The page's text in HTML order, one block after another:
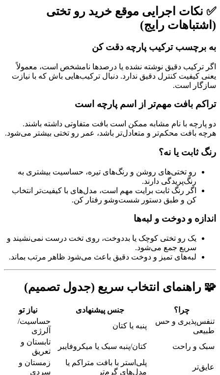
✅ نکات اجرایی موقع خرید رو تختی
(اشتباهات رایج)
به برچسب ترکیب پارچه دقت کن
اگر ترکیب دقیق نوشته نشده یا درصدها نامشخص است، معمولاً
یعنی کیفیت کنترل دقیق ندارد. دنبال ترکیب‌هایی باش که با نیازت
سازگار است.
تراکم بافت مهم‌تر از اسم پارچه است
دو پارچه با نام مشابه ممکن است بافت متفاوتی داشته باشند.
هرچه بافت محکم‌تر و متعادل‌تر باشد، عمر رو تختی بیشتر می‌شود.
رنگ ثابت یا نه؟
رو تختی‌های روشن و رنگ‌های تیره، حساسیت بیشتری به
رنگ‌پریدگی دارند.
اگر رنگ ثابت برایت مهم است، مدل‌های با کیفیت‌تر انتخاب
کن و طبق دستور شست‌وشو رفتار کن.
اندازه و دوخت و لبه‌ها
یک رو تختی کوچک یا بددوخت، روی تخت درست نمی‌نشیند و
سریع جمع می‌شود.
لبه‌های تمیز و دوخت دقیق باعث می‌شود ظاهر مرتب بماند.
🧩 راهنمای انتخاب سریع (جدول تصمیم)
نیاز تو جنس پیشنهادی
چرا؟
حساسیت/
آلرژی
پنبه یا کتان
تنفس‌پذیری و حس
طبیعی
تابستان و
تعریق
کتان/پنبه سبک یا میکروفایبر
سبک و راحت
زمستان و
سردی
پلی‌استر با بافت متراکم یا
مدل‌های گرم‌تر
عایق‌تر